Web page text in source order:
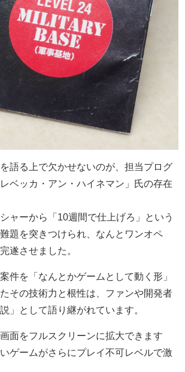
語る上で欠かせないのが、担当プログ
ベッカ・アン・ハイネマン」氏の存在
ャーから「10週間で仕上げろ」という
題を突きつけられ、なんとワンオペ
遂させました。
件を「なんとかゲームとして動く形」
その技術力と根性は、ファンや開発者
」として語り継がれています。
面をフルスクリーンに拡大できます
ゲームがさらにプレイ不可レベルで激